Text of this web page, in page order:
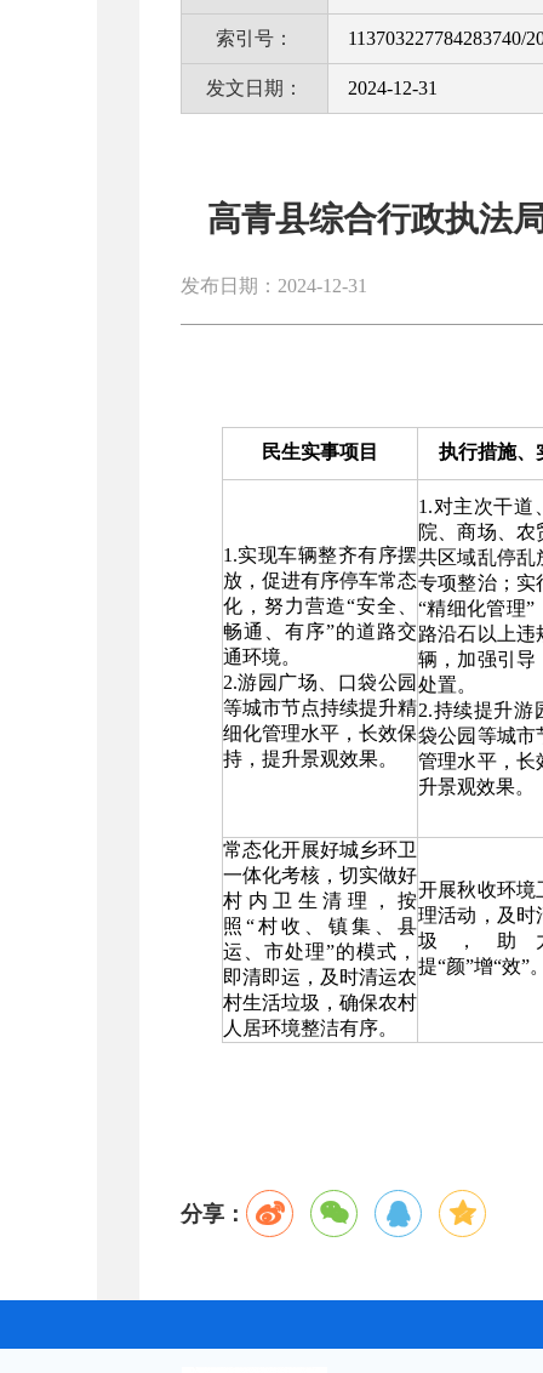
索引号： 113703227784283740/
发文日期： 2024-12-31
高青县综合行政执法
发布日期：2024-12-31
民生实事项目 执行措施、
1.实现车辆整齐有序摆
放，促进有序停车常态
化，努力营造“安全、
畅通、有序”的道路交
通环境。
2.游园广场、口袋公园
等城市节点持续提升精
细化管理水平，长效保
持，提升景观效果。
1.对主次干道
院、商场、农
共区域乱停乱
专项整治；实
“精细化管理”
路沿石以上违
辆，加强引导
处置。
2.持续提升游
袋公园等城市
管理水平，长
升景观效果。
常态化开展好城乡环卫
一体化考核，切实做好
村内卫生清理，按
照“村收、镇集、县
运、市处理”的模式，
即清即运，及时清运农
村生活垃圾，确保农村
人居环境整洁有序。
开展秋收环境
理活动，及时
圾，助
提“颜”增“效”
分享：